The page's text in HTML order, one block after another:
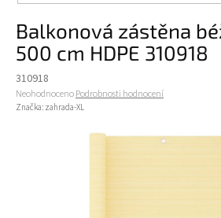
Balkonová zástěna
500 cm HDPE 310918
310918
Průměrné hodnocení produktu je 0,0 z 5
NeohodnocenoPodrobnosti hodnocení
Značka: zahrada-XL